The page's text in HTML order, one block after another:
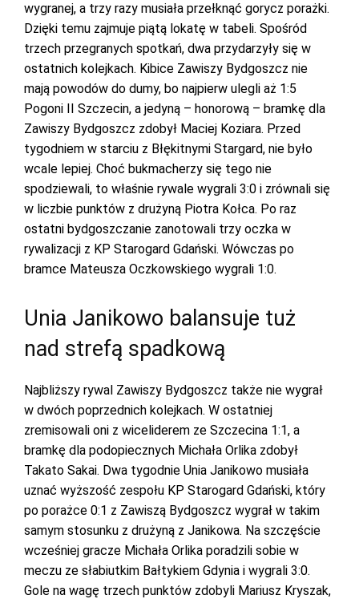
wygranej, a trzy razy musiała przełknąć gorycz porażki.
Dzięki temu zajmuje piątą lokatę w tabeli. Spośród
trzech przegranych spotkań, dwa przydarzyły się w
ostatnich kolejkach. Kibice Zawiszy Bydgoszcz nie
mają powodów do dumy, bo najpierw ulegli aż 1:5
Pogoni II Szczecin, a jedyną – honorową – bramkę dla
Zawiszy Bydgoszcz zdobył Maciej Koziara. Przed
tygodniem w starciu z Błękitnymi Stargard, nie było
wcale lepiej. Choć bukmacherzy się tego nie
spodziewali, to właśnie rywale wygrali 3:0 i zrównali się
w liczbie punktów z drużyną Piotra Kołca. Po raz
ostatni bydgoszczanie zanotowali trzy oczka w
rywalizacji z KP Starogard Gdański. Wówczas po
bramce Mateusza Oczkowskiego wygrali 1:0.
Unia Janikowo balansuje tuż
nad strefą spadkową
Najbliższy rywal Zawiszy Bydgoszcz także nie wygrał
w dwóch poprzednich kolejkach. W ostatniej
zremisowali oni z wiceliderem ze Szczecina 1:1, a
bramkę dla podopiecznych Michała Orlika zdobył
Takato Sakai. Dwa tygodnie Unia Janikowo musiała
uznać wyższość zespołu KP Starogard Gdański, który
po porażce 0:1 z Zawiszą Bydgoszcz wygrał w takim
samym stosunku z drużyną z Janikowa. Na szczęście
wcześniej gracze Michała Orlika poradzili sobie w
meczu ze słabiutkim Bałtykiem Gdynia i wygrali 3:0.
Gole na wagę trzech punktów zdobyli Mariusz Kryszak,